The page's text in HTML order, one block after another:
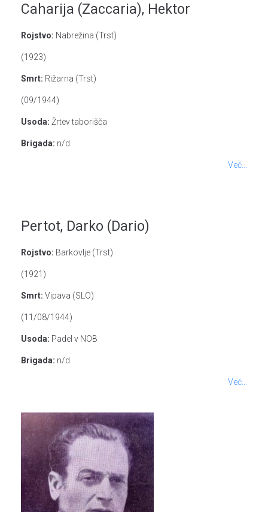
Caharija (Zaccaria), Hektor
Rojstvo: Nabrežina (Trst)
(1923)
Smrt: Rižarna (Trst)
(09/1944)
Usoda: Žrtev taborišča
Brigada: n/d
Več...
Pertot, Darko (Dario)
Rojstvo: Barkovlje (Trst)
(1921)
Smrt: Vipava (SLO)
(11/08/1944)
Usoda: Padel v NOB
Brigada: n/d
Več...